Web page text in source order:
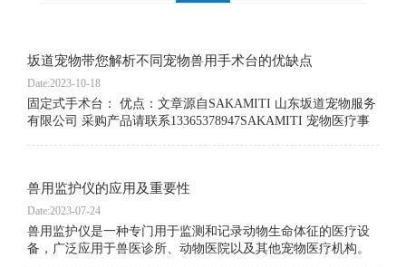
坂道宠物带您解析不同宠物兽用手术台的优缺点
Date:2023-10-18
固定式手术台： 优点：文章源自SAKAMITI 山东坂道宠物服务
有限公司 采购产品请联系13365378947SAKAMITI 宠物医疗事
固，提供良好的工作空间。 可以根据实际需求进行个性化定
制。 缺点：文章源自SAKAMITI 山东坂道宠物服务有限公司
采购产品请联
兽用监护仪的应用及重要性
Date:2023-07-24
兽用监护仪是一种专门用于监测和记录动物生命体征的医疗设
备，广泛应用于兽医诊所、动物医院以及其他宠物医疗机构。